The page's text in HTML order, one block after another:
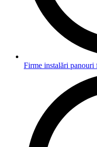
Firme instalări panouri